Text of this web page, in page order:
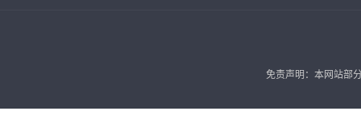
免责声明：本网站部